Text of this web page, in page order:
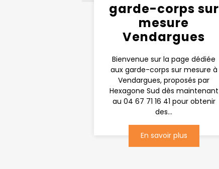
garde-corps sur
mesure
Vendargues
Bienvenue sur la page dédiée
aux garde-corps sur mesure à
Vendargues, proposés par
Hexagone Sud dès maintenant
au 04 67 71 16 41 pour obtenir
des...
En savoir plus